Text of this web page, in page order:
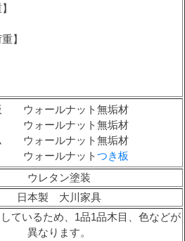
】
ウォールナット無垢材
ールナット無垢材
ウォールナット無垢材
ウォールナットつき板
ウレタン塗装
日本製 大川家具
ているため、1品1品木目、色などが
異なります。